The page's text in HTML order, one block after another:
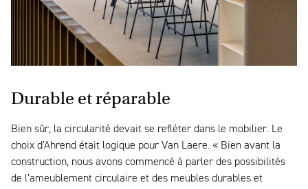
Durable et réparable
Bien sûr, la circularité devait se refléter dans le mobilier. Le
choix d’Ahrend était logique pour Van Laere. « Bien avant la
construction, nous avons commencé à parler des possibilités
de l’ameublement circulaire et des meubles durables et